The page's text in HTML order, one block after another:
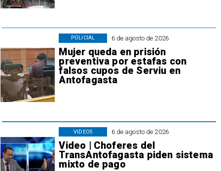
6 de agosto de 2026
Mujer queda en prisión
preventiva por estafas con
falsos cupos de Serviu en
Antofagasta
POLICIAL
6 de agosto de 2026
Video | Choferes del
TransAntofagasta piden sistema
mixto de pago
VIDEOS